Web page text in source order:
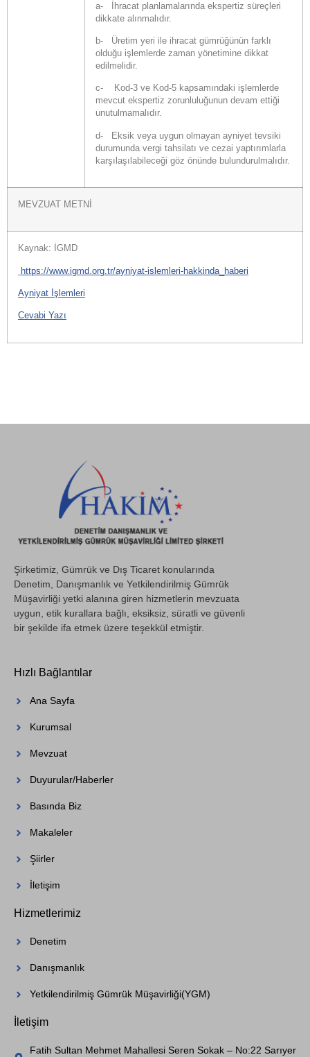
a- İhracat planlamalarında ekspertiz süreçleri
dikkate alınmalıdır.
b- Üretim yeri ile ihracat gümrüğünün farklı
olduğu işlemlerde zaman yönetimine dikkat
edilmelidir.
c- Kod-3 ve Kod-5 kapsamındaki işlemlerde
mevcut ekspertiz zorunluluğunun devam ettiği
unutulmamalıdır.
d- Eksik veya uygun olmayan ayniyet tevsiki
durumunda vergi tahsilatı ve cezai yaptırımlarla
karşılaşılabileceği göz önünde bulundurulmalıdır.
MEVZUAT METNİ
Kaynak: İGMD
https://www.igmd.org.tr/ayniyat-islemleri-hakkinda_haberi
Ayniyat İşlemleri
Cevabi Yazı
Şirketimiz, Gümrük ve Dış Ticaret konularında
Denetim, Danışmanlık ve Yetkilendirilmiş Gümrük
Müşavirliği yetki alanına giren hizmetlerin mevzuata
uygun, etik kurallara bağlı, eksiksiz, süratli ve güvenli
bir şekilde ifa etmek üzere teşekkül etmiştir.
Hızlı Bağlantılar
Ana Sayfa
Kurumsal
Mevzuat
Duyurular/Haberler
Basında Biz
Makaleler
Şiirler
İletişim
Hizmetlerimiz
Denetim
Danışmanlık
Yetkilendirilmiş Gümrük Müşavirliği(YGM)
İletişim
Fatih Sultan Mehmet Mahallesi Seren Sokak – No:22 Sarıyer